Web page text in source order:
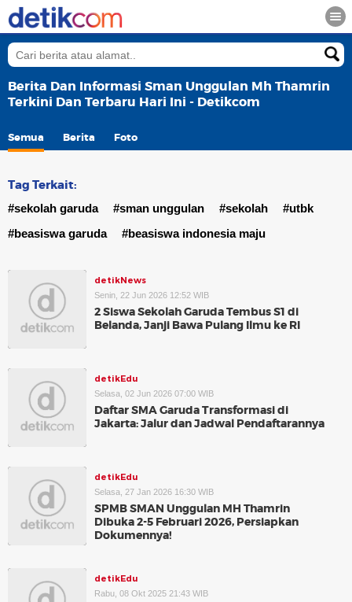
Berita Dan Informasi Sman Unggulan Mh Thamrin
Terkini Dan Terbaru Hari Ini - Detikcom
Semua Berita Foto
Tag Terkait:
#sekolah garuda #sman unggulan #sekolah
#utbk
#beasiswa garuda
#beasiswa indonesia maju
detikNews
Senin, 22 Jun 2026 12:52 WIB
2 Siswa Sekolah Garuda Tembus S1 di
Belanda, Janji Bawa Pulang Ilmu ke RI
detikEdu
Selasa, 02 Jun 2026 07:00 WIB
Daftar SMA Garuda Transformasi di
Jakarta: Jalur dan Jadwal Pendaftarannya
detikEdu
Selasa, 27 Jan 2026 16:30 WIB
SPMB SMAN Unggulan MH Thamrin
Dibuka 2-5 Februari 2026, Persiapkan
Dokumennya!
detikEdu
Rabu, 08 Okt 2025 21:43 WIB